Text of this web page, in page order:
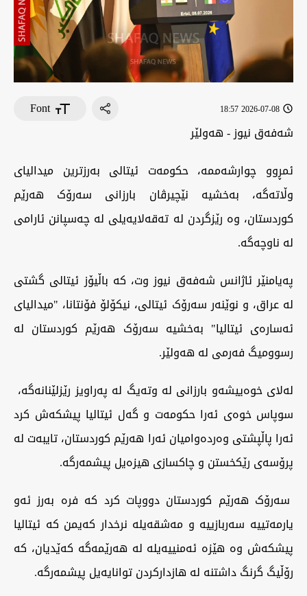
2026-07-08 18:57
Font
شەفەق نیوز - هەولێر
ئمڕوو چوارشەممە، حکومەت ئیتالی بەرزترین میدالیای
وڵاتەگە، بەخشیە نێچیرڤان بارزانی سەرۆک هەرێم
کوردستان، وە رێزگردن لە تەقەلایەیلی لە چەسپانن ئارامی
لە ناوچەگە.
پەیامنێر ئاژانس شەفەق نیوز وت، کە باڵیۆز ئیتالی گشتی
لە عراق، و نوێنەر سەرۆک ئیتالی، نیکۆلۆ فۆنتانا، "میدالیای
ئەسارەی ئیتالیا" بەخشیە سەرۆک هەرێم کوردستان لە
رسوومیگ فەرمی لە هەولێر.
لەلای خوەییشەو بارزانی لە وتەیگ لە پەراویز رێزلێنانەگە،
سوپاس خوەی ئەرا حکومەت و گەل ئیتالیا پیشکەش کرد
ئەرا پاڵپشتی وەردەوامیان ئەرا هەرێم کوردستان، تایبەت لە
پرۆسەی رێکخستن و چاکسازی هیزەیل پیشمەرگە.
سەرۆک هەرێم کوردستان دووپات کرد کە فرە بەرز ئەو
یارمەتییە سەربازییە و مەشقەیلە نرخدار کەیمن کە ئیتالیا
پیشکەش وە هێزە ئەمنییەیلە لە هەرێمەگە کەێدیان، کە
رۆڵیگ گرنگ داشتنە لە هازدارکردن توانایەیل پیشمەرگە.